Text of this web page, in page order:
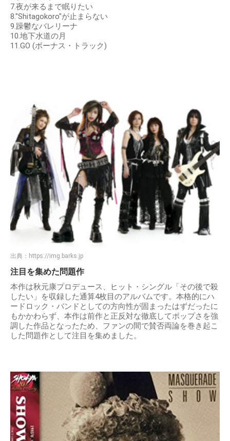
7.夜が来るまで眠りたい
8."Shitagokoro"が止まらない
9.躁鬱なバレリーナ
10.地下水道の月
11.GO (ボーナス・トラック)
出典： https://img.barks.jp
注目を集めた問題作
本作は秋元康プロデュース、ヒット・シングル「その後で殺
したい」を収録した通算4枚目のアルバムです。本格的にハ
ードロック・バンドとしての方向性が固まったはずだったに
もかかわらず、本作は前作と正反対な徹底してポップさを強
調した作品となったため、ファンの間で賛否両論を巻き起こ
した問題作として注目を集めました。